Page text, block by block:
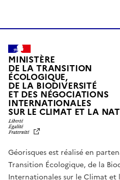
MINISTÈRE
DE LA TRANSITION
ÉCOLOGIQUE,
DE LA BIODIVERSITÉ
ET DES NÉGOCIATIONS
INTERNATIONALES
SUR LE CLIMAT ET LA
Géorisques est réalisé en
Transition Écologique, de la
Internationales sur le Climat et